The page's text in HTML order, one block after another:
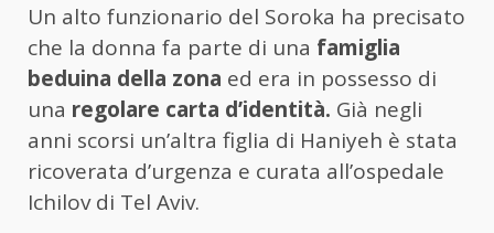
Un alto funzionario del Soroka ha precisato
che la donna fa parte di una famiglia
beduina della zona ed era in possesso di
una regolare carta d’identità. Già negli
anni scorsi un’altra figlia di Haniyeh è stata
ricoverata d’urgenza e curata all’ospedale
Ichilov di Tel Aviv.